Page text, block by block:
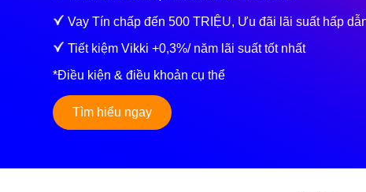
Vay Tín chấp đến 500 TRIỆU, Ưu đãi lãi suất hấp
Tiết kiệm Vikki +0,3%/ năm lãi suất tốt nhất
*Điều kiện & điều khoản cụ thể
Tìm hiểu ngay